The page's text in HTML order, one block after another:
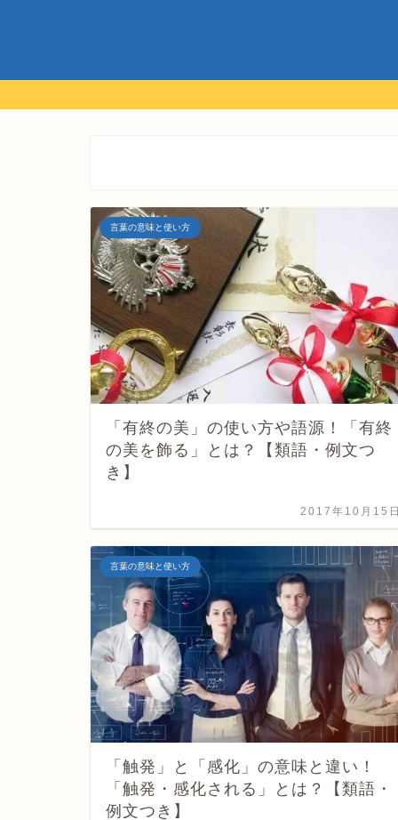
言葉の意味と使い方
「有終の美」の使い方や語源！「有終
の美を飾る」とは？【類語・例文つ
き】
2017年10月15日
言葉の意味と使い方
「触発」と「感化」の意味と違い！
「触発・感化される」とは？【類語・
例文つき】